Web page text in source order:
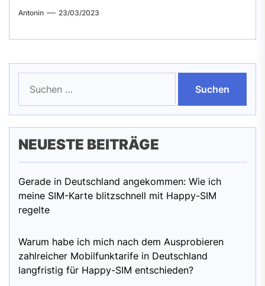
Antonin 23/03/2023
nach:
NEUESTE BEITRÄGE
Gerade in Deutschland angekommen: Wie ich
meine SIM-Karte blitzschnell mit Happy-SIM
regelte
Warum habe ich mich nach dem Ausprobieren
zahlreicher Mobilfunktarife in Deutschland
langfristig für Happy-SIM entschieden?